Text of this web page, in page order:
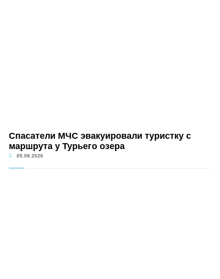
Спасатели МЧС эвакуировали туристку с
маршрута у Турьего озера
05.08.2026